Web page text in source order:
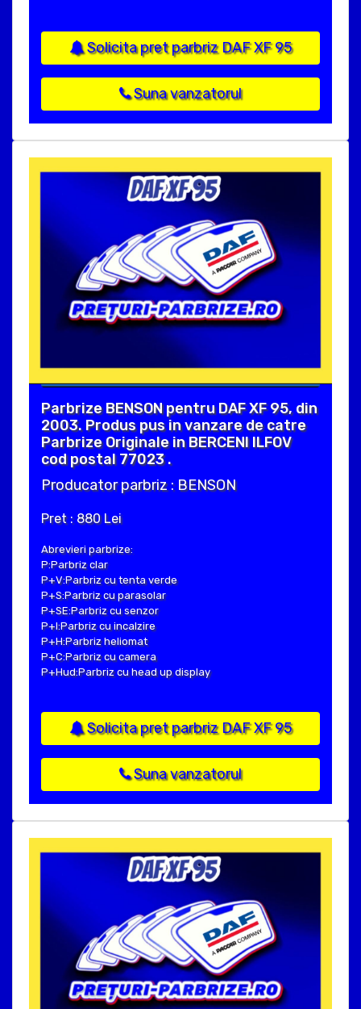
Solicita pret parbriz DAF XF 95
Suna vanzatorul
Parbrize BENSON pentru DAF XF 95, din
2003. Produs pus in vanzare de catre
Parbrize Originale in BERCENI ILFOV
cod postal 77023 .
Producator parbriz : BENSON
Pret : 880 Lei
Abrevieri parbrize:
P:Parbriz clar
P+V:Parbriz cu tenta verde
P+S:Parbriz cu parasolar
P+SE:Parbriz cu senzor
P+I:Parbriz cu incalzire
P+H:Parbriz heliomat
P+C:Parbriz cu camera
P+Hud:Parbriz cu head up display
Solicita pret parbriz DAF XF 95
Suna vanzatorul